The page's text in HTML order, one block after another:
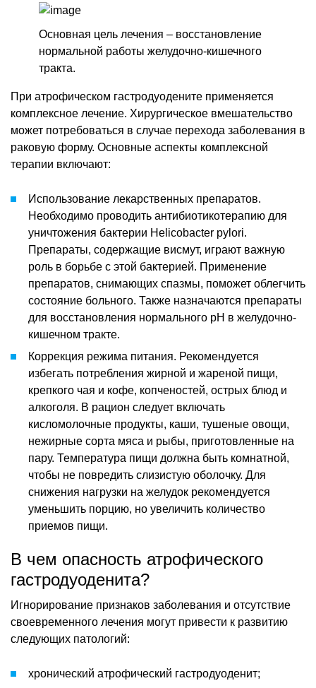
Основная цель лечения – восстановление
нормальной работы желудочно-кишечного
тракта.
При атрофическом гастродуодените применяется
комплексное лечение. Хирургическое вмешательство
может потребоваться в случае перехода заболевания в
раковую форму. Основные аспекты комплексной
терапии включают:
Использование лекарственных препаратов.
Необходимо проводить антибиотикотерапию для
уничтожения бактерии Helicobacter pylori.
Препараты, содержащие висмут, играют важную
роль в борьбе с этой бактерией. Применение
препаратов, снимающих спазмы, поможет облегчить
состояние больного. Также назначаются препараты
для восстановления нормального pH в желудочно-
кишечном тракте.
Коррекция режима питания. Рекомендуется
избегать потребления жирной и жареной пищи,
крепкого чая и кофе, копченостей, острых блюд и
алкоголя. В рацион следует включать
кисломолочные продукты, каши, тушеные овощи,
нежирные сорта мяса и рыбы, приготовленные на
пару. Температура пищи должна быть комнатной,
чтобы не повредить слизистую оболочку. Для
снижения нагрузки на желудок рекомендуется
уменьшить порцию, но увеличить количество
приемов пищи.
В чем опасность атрофического
гастродуоденита?
Игнорирование признаков заболевания и отсутствие
своевременного лечения могут привести к развитию
следующих патологий:
хронический атрофический гастродуоденит;